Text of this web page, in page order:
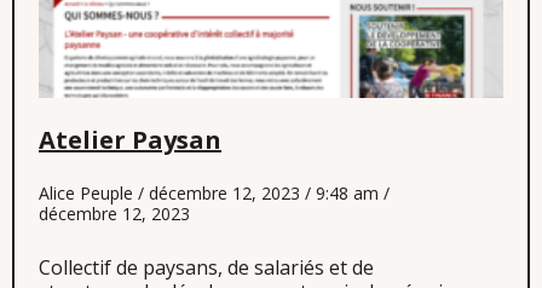
Atelier Paysan
Alice Peuple décembre 12, 2023
9:48 am
décembre 12, 2023
Collectif de paysans, de salariés et de